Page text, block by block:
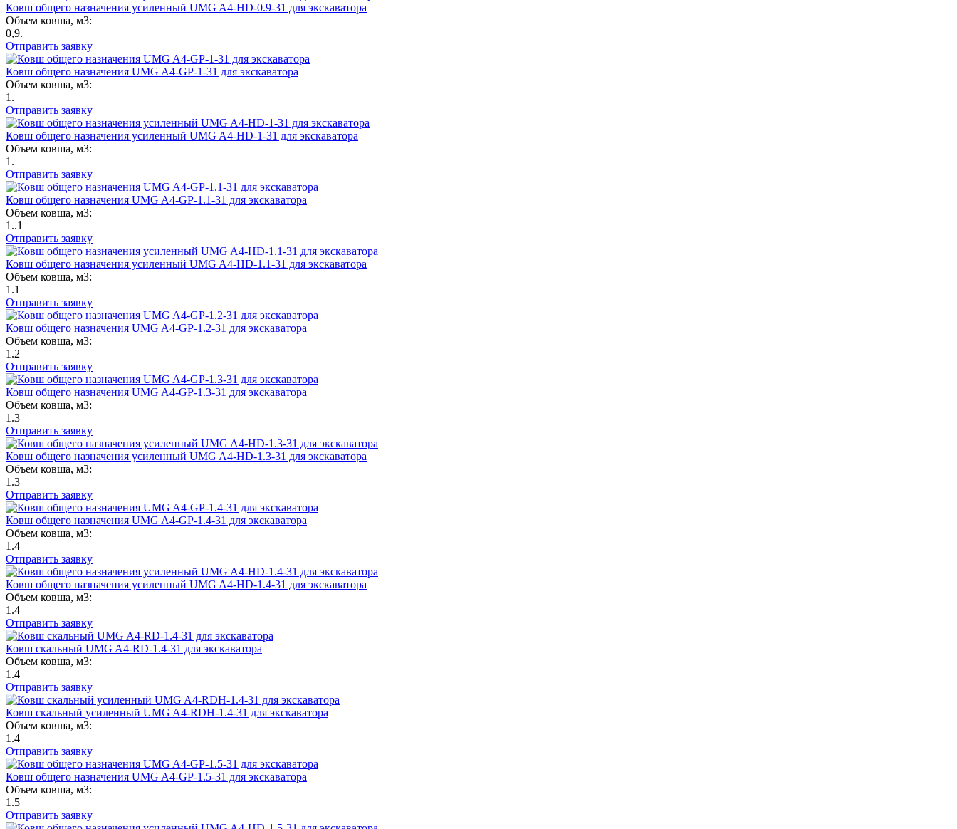
Ковш общего назначения усиленный UMG A4-HD-0.9-31 для экскаватора
Объем ковша, м3:
0,9.
Отправить заявку
Ковш общего назначения UMG A4-GP-1-31 для экскаватора
Объем ковша, м3:
1.
Отправить заявку
Ковш общего назначения усиленный UMG A4-HD-1-31 для экскаватора
Объем ковша, м3:
1.
Отправить заявку
Ковш общего назначения UMG A4-GP-1.1-31 для экскаватора
Объем ковша, м3:
1..1
Отправить заявку
Ковш общего назначения усиленный UMG A4-HD-1.1-31 для экскаватора
Объем ковша, м3:
1.1
Отправить заявку
Ковш общего назначения UMG A4-GP-1.2-31 для экскаватора
Объем ковша, м3:
1.2
Отправить заявку
Ковш общего назначения UMG A4-GP-1.3-31 для экскаватора
Объем ковша, м3:
1.3
Отправить заявку
Ковш общего назначения усиленный UMG A4-HD-1.3-31 для экскаватора
Объем ковша, м3:
1.3
Отправить заявку
Ковш общего назначения UMG A4-GP-1.4-31 для экскаватора
Объем ковша, м3:
1.4
Отправить заявку
Ковш общего назначения усиленный UMG A4-HD-1.4-31 для экскаватора
Объем ковша, м3:
1.4
Отправить заявку
Ковш скальный UMG A4-RD-1.4-31 для экскаватора
Объем ковша, м3:
1.4
Отправить заявку
Ковш скальный усиленный UMG A4-RDH-1.4-31 для экскаватора
Объем ковша, м3:
1.4
Отправить заявку
Ковш общего назначения UMG A4-GP-1.5-31 для экскаватора
Объем ковша, м3:
1.5
Отправить заявку